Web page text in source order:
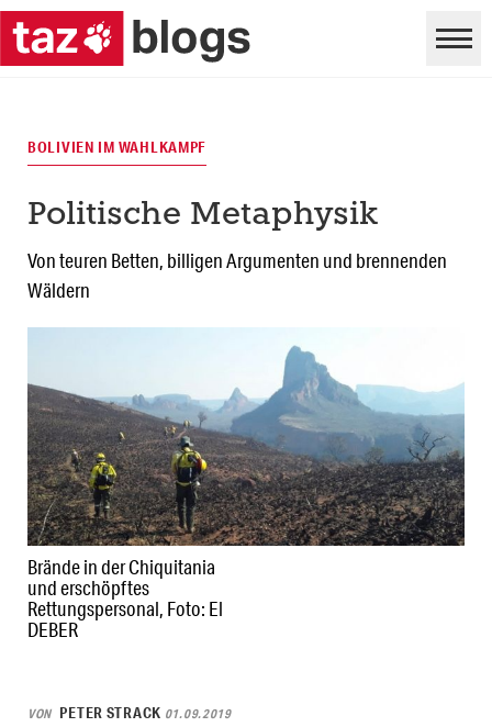
Brände in der Chiquitania
und erschöpftes
Rettungspersonal, Foto: El
DEBER
BOLIVIEN IM WAHLKAMPF
Politische Metaphysik
Von teuren Betten, billigen Argumenten und brennenden
Wäldern
VON PETER STRACK 01.09.2019